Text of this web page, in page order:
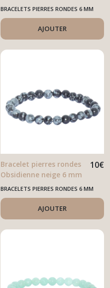
BRACELETS PIERRES RONDES 6 MM
AJOUTER
Bracelet pierres rondes
Obsidienne neige 6 mm
10€
BRACELETS PIERRES RONDES 6 MM
AJOUTER